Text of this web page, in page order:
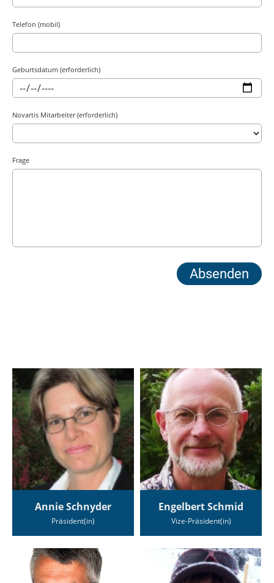
Telefon (mobil)
Geburtsdatum (erforderlich)
Novartis Mitarbeiter (erforderlich)
Frage
Annie Schnyder
Präsident(in)
Engelbert Schmid
Vize-Präsident(in)